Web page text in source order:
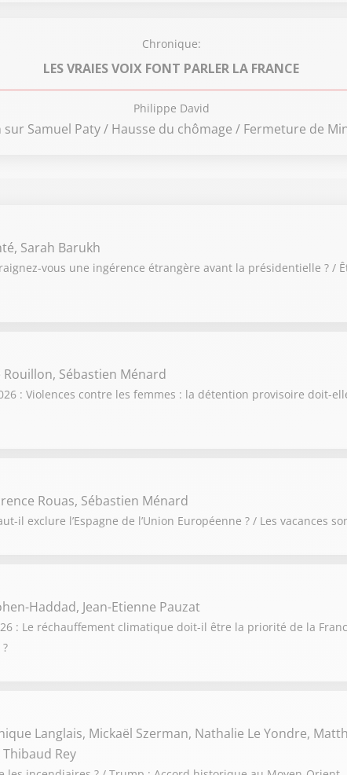
Chronique:
LES VRAIES VOIX FONT PARLER LA FRANCE
Philippe David
sur Samuel Paty / Hausse du chômage / Fermeture de
Sarah Barukh
vous une ingérence étrangère avant la présidentielle ? /
Sébastien Ménard
: Violences contre les femmes : la détention provisoire doit-
Rouas, Sébastien Ménard
il exclure l’Espagne de l’Union Européenne ? / Les vacances
Haddad, Jean-Etienne Pauzat
: Le réchauffement climatique doit-il être la priorité de la
Langlais, Mickaël Szerman, Nathalie Le Yondre,
Rey